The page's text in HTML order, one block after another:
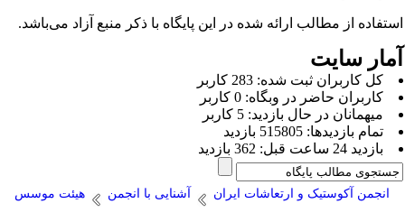
از مطالب ارائه شده در این پایگاه با ذکر منبع آزاد می‌باشد.
سایت
كل کاربران ثبت شده: 283 کاربر
کاربران حاضر در وبگاه: 0 کاربر
ميهمانان در حال بازديد: 5 کاربر
تمام بازديد‌ها: 515805 بازدید
بازديد 24 ساعت قبل: 362 بازدید
انجمن آکوستیک و ارتعاشات ایران آشنایی با انجمن هیئت موسس